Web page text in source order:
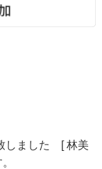
しました [林美